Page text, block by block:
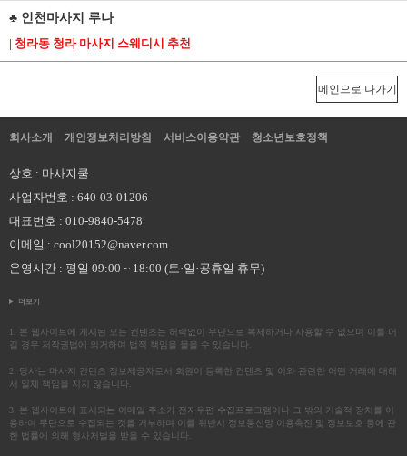
♣ 인천마사지 루나
| 청라동 청라 마사지 스웨디시 추천
메인으로 나가기
회사소개 개인정보처리방침 서비스이용약관 청소년보호정책
상호 : 마사지쿨
사업자번호 : 640-03-01206
대표번호 : 010-9840-5478
이메일 : cool20152@naver.com
운영시간 : 평일 09:00 ~ 18:00 (토·일·공휴일 휴무)
더보기
1. 본 웹사이트에 게시된 모든 컨텐츠는 허락없이 무단으로 복제하거나 사용할 수 없으며 이를 어
길 경우 저작권법에 의거하여 법적 책임을 물을 수 있습니다.
2. 당사는 마사지 컨텐츠 정보제공자로서 회원이 등록한 컨텐츠 및 이와 관련한 어떤 거래에 대해
서 일체 책임을 지지 않습니다.
3. 본 웹사이트에 표시되는 이메일 주소가 전자우편 수집프로그램이나 그 밖의 기술적 장치를 이
용하여 무단으로 수집되는 것을 거부하며 이를 위반시 정보통신망 이용촉진 및 정보보호 등에 관
한 법률에 의해 형사처벌을 받을 수 있습니다.